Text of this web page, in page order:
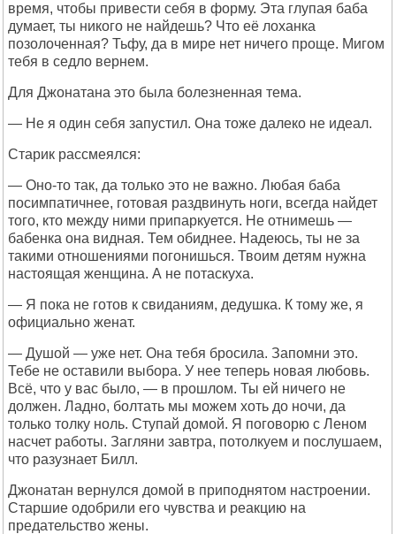
время, чтобы привести себя в форму. Эта глупая баба
думает, ты никого не найдешь? Что её лоханка
позолоченная? Тьфу, да в мире нет ничего проще. Мигом
тебя в седло вернем.
Для Джонатана это была болезненная тема.
— Не я один себя запустил. Она тоже далеко не идеал.
Старик рассмеялся:
— Оно-то так, да только это не важно. Любая баба
посимпатичнее, готовая раздвинуть ноги, всегда найдет
того, кто между ними припаркуется. Не отнимешь —
бабенка она видная. Тем обиднее. Надеюсь, ты не за
такими отношениями погонишься. Твоим детям нужна
настоящая женщина. А не потаскуха.
— Я пока не готов к свиданиям, дедушка. К тому же, я
официально женат.
— Душой — уже нет. Она тебя бросила. Запомни это.
Тебе не оставили выбора. У нее теперь новая любовь.
Всё, что у вас было, — в прошлом. Ты ей ничего не
должен. Ладно, болтать мы можем хоть до ночи, да
только толку ноль. Ступай домой. Я поговорю с Леном
насчет работы. Загляни завтра, потолкуем и послушаем,
что разузнает Билл.
Джонатан вернулся домой в приподнятом настроении.
Старшие одобрили его чувства и реакцию на
предательство жены.